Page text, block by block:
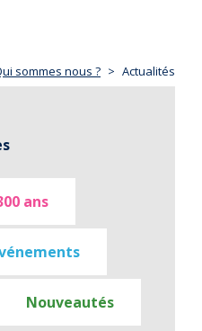
sommes nous ? Actualités
ans
Nouveautés